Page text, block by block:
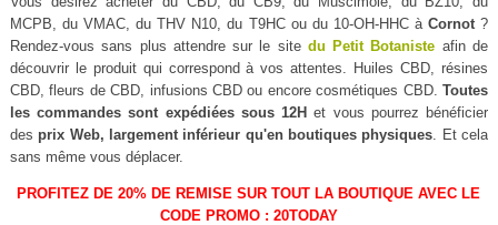
MCPB, du VMAC, du THV N10, du T9HC ou du 10-OH-HHC à Cornot?
Rendez-vous sans plus attendre sur le site du Petit Botaniste afin de
découvrir le produit qui correspond à vos attentes. Huiles CBD, résines
CBD, fleurs de CBD, infusions CBD ou encore cosmétiques CBD.Toutes
les commandes sont expédiées sous 12H et vous pourrez bénéficier
des prix Web, largement inférieur qu'en boutiques physiques . Et cela
sans même vous déplacer.
PROFITEZ DE 20% DE REMISE SUR TOUT LA BOUTIQUE AVEC LE
CODE PROMO : 20TODAY